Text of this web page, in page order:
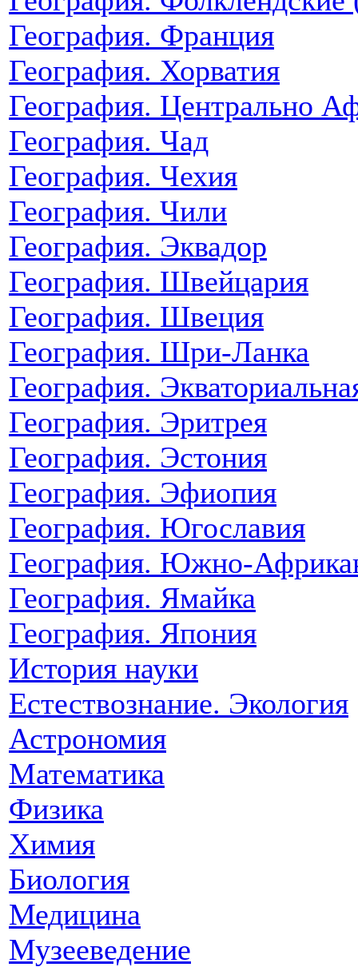
География. Франция
География. Хорватия
География. Центрально
География. Чад
География. Чехия
География. Чили
География. Эквадор
География. Швейцария
География. Швеция
География. Шри-Ланка
География.
География. Эритрея
География. Эстония
География. Эфиопия
География. Югославия
География. Южно-
География. Ямайка
География. Япония
История науки
Естествознание. Экология
Астрономия
Математика
Физика
Химия
Биология
Медицина
Музееведение